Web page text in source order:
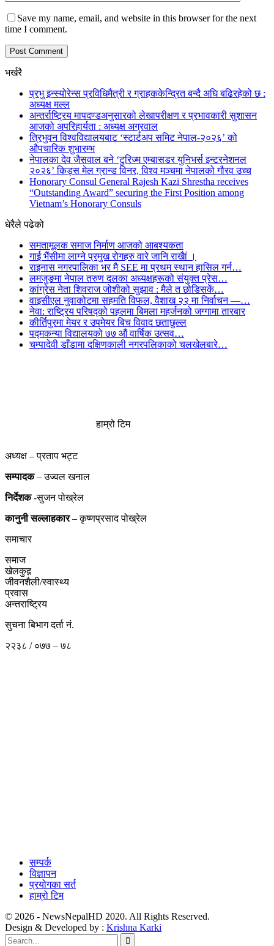
Save my name, email, and website in this browser for the next
time I comment.
भर्खरै
प्रभु इन्स्योरेन्स प्रविधिमैत्री र ग्राहककेन्द्रित बन्दै अघि बढिरहेको छ :
अध्यक्ष मल्ल
अन्तर्राष्ट्रिय मापदण्डअनुसारको लेखापरीक्षण र प्रभावकारी सुशासन
आजको अपरिहार्यता : अध्यक्ष अग्रवाल
त्रिभुवन विश्वविद्यालयबाट ‘स्टार्टअप समिट नेपाल-२०२६’ को
औपचारिक शुभारम्भ
नेपालका देव जैसवाल बने ‘टुरिज्म एम्बासडर युनिभर्स इन्टरनेशनल
२०२६’ किड्स मेल ग्रान्ड विनर, विश्व मञ्चमा नेपालको गौरव उच्च
Honorary Consul General Rajesh Kazi Shrestha receives
“Outstanding Award” securing the First Position among
Vietnam’s Honorary Consuls
धेरैले पढेको
समतामूलक समाज निर्माण आजको आबश्यकता
गाई भैंसीमा लाग्ने प्रमुख रोगहरु वारे जानि राखैां ।
राइनास नगरपालिका भर मै SEE मा प्रथम स्थान हासिल गर्न…
लमजुङमा नेपाल तरुण दलका अध्यक्षहरूको संयुक्त प्रेस…
कांग्रेस नेता शिवराज जोशीको सुझाव : मैले त छोडिसकें…
वाइसीएल नुवाकोटमा सहमति विफल, वैशाख २२ मा निर्वाचन —…
नेवा: राष्ट्रिय परिषद्को पहलमा बिमला महर्जनको जग्गामा तारबार
कीर्तिपुरमा मेयर र उपमेयर बिच विवाद छताछुल्ल
पद्मकन्या विद्यालयको ७७ औं ‌‌वार्षिक ‌उत्सव…
चम्पादेवी डाँडामा दक्षिणकाली नगरपलिकाको चलखेलबारे…
हाम्रो टिम
अध्यक्ष – प्रताप भट्ट
सम्पादक– उज्वल खनाल
निर्देशक-सुजन पोख्रेल
कानुनी सल्लाहकार– कृष्णप्रसाद पोख्रेल
समाचार
समाज
खेलकुद़़
जीवनशैली/स्वास्थ्य
प्रवास
अन्तराष्ट्रिय
सुचना बिभाग दर्ता नं.
२२३८ / ०७७ – ७८
सम्पर्क
विज्ञापन
प्रयोगका सर्त
हाम्रो टिम
© 2026 - NewsNepalHD 2020. All Rights Reserved.
Design & Developed by : Krishna Karki